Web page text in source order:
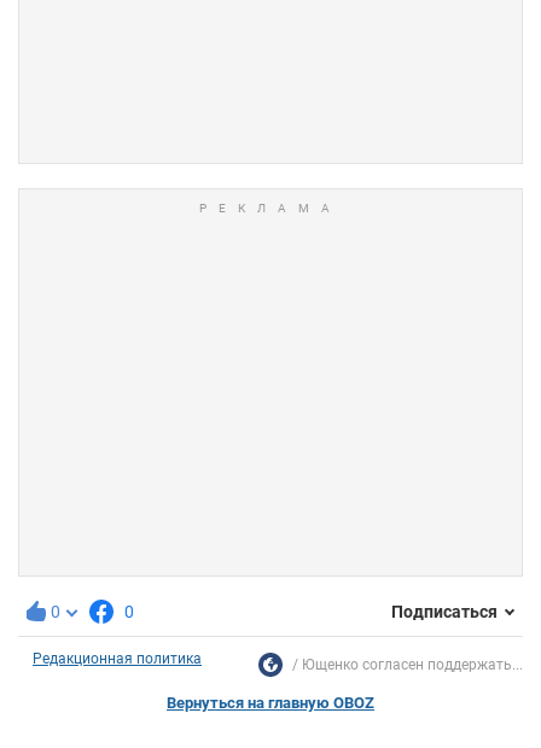
0 0 Подписаться
Редакционная политика Ющенко согласен поддержать...
Вернуться на главную OBOZ